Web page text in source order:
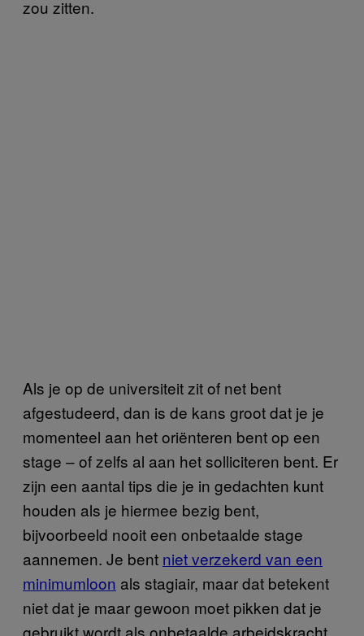
zou zitten.
Als je op de universiteit zit of net bent
afgestudeerd, dan is de kans groot dat je je
momenteel aan het oriënteren bent op een
stage – of zelfs al aan het solliciteren bent. Er
zijn een aantal tips die je in gedachten kunt
houden als je hiermee bezig bent,
bijvoorbeeld nooit een onbetaalde stage
aannemen. Je bent niet verzekerd van een
minimumloon als stagiair, maar dat betekent
niet dat je maar gewoon moet pikken dat je
gebruikt wordt als onbetaalde arbeidskracht.